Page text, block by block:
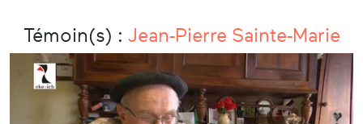
Témoin(s) : Jean-Pierre Sainte-Marie